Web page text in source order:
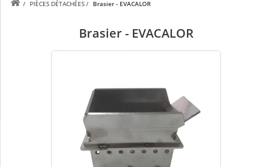
/ PIÈCES DÉTACHÉES / Brasier - EVACALOR
Brasier - EVACALOR